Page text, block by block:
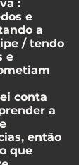
:
e
a
/ tendo
e
conta
a
então
que